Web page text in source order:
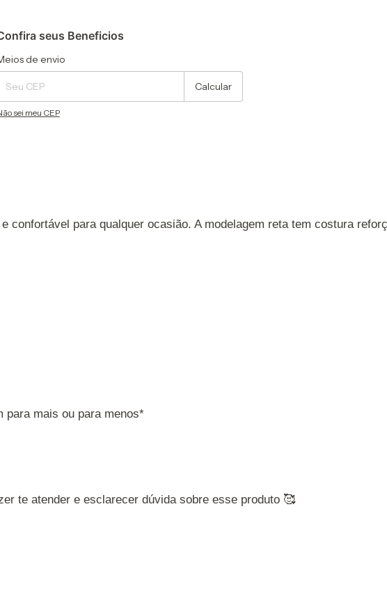
seus Beneficios
para o CEP:
de envio
Calcular
sei meu CEP
para qualquer ocasião. A modelagem reta tem costura
para mais ou para menos*
te atender e esclarecer dúvida sobre esse produto 🥰